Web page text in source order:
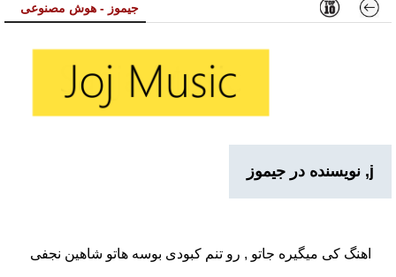
جیموز - هوش مصنوعی
اهنگ کی میگیره جاتو , رو تنم کبودی بوسه هاتو شاهین نجفی